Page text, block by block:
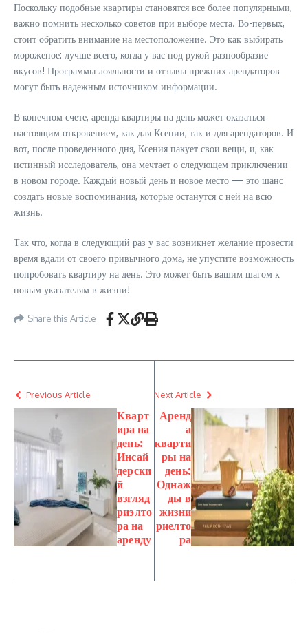
Поскольку подобные квартиры становятся все более популярными,
важно помнить несколько советов при выборе места. Во-первых,
стоит обратить внимание на местоположение. Это как выбирать
мороженое: лучше всего, когда у вас под рукой разнообразие
вкусов! Программы лояльности и отзывы прежних арендаторов
могут быть надежным источником информации.
В конечном счете, аренда квартиры на день может оказаться
настоящим откровением, как для Ксении, так и для арендаторов. И
вот, после проведенного дня, Ксения пакует свои вещи, и, как
истинный исследователь, она мечтает о следующем приключении
в новом городе. Каждый новый день и новое место — это шанс
создать новые воспоминания, которые останутся с ней на всю
жизнь.
Так что, когда в следующий раз у вас возникнет желание провести
время вдали от своего привычного дома, не упустите возможность
попробовать квартиру на день. Это может быть вашим шагом к
новым указателям в жизни!
Share this Article
Previous Article
Кварт
ира на
день:
Инсай
дерски
й
взгляд
риэлто
ра на
аренду
Next Article
Аренд
а
кварти
ры на
день:
Однаж
ды в
жизни
риелто
ра